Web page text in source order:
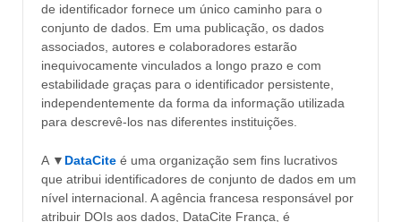
de identificador fornece um único caminho para o
conjunto de dados. Em uma publicação, os dados
associados, autores e colaboradores estarão
inequivocamente vinculados a longo prazo e com
estabilidade graças para o identificador persistente,
independentemente da forma da informação utilizada
para descrevê-los nas diferentes instituições.
A ▼ DataCite é uma organização sem fins lucrativos
que atribui identificadores de conjunto de dados em um
nível internacional. A agência francesa responsável por
atribuir DOIs aos dados, DataCite França, é